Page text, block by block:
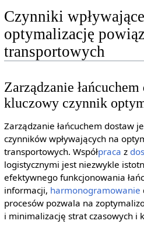
Czynniki
optymalizację
transportowych
Zarządzanie
kluczowy czynnik
Zarządzanie łańcuchem dostaw
czynników wpływających na
transportowych. Współpraca z
logistycznymi jest niezwykle
efektywnego funkcjonowania
informacji, harmonogramowanie
procesów pozwala na
i minimalizację strat czasowych i